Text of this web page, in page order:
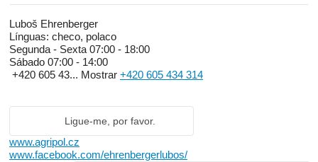
Luboš Ehrenberger
Línguas: checo, polaco
Segunda - Sexta 07:00 - 18:00
Sábado 07:00 - 14:00
+420 605 43... Mostrar +420 605 434 314
Ligue-me, por favor.
www.agripol.cz
www.facebook.com/ehrenbergerlubos/